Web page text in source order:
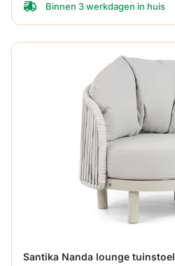
Binnen 3 werkdagen in huis
Santika Nanda lounge tuinstoel